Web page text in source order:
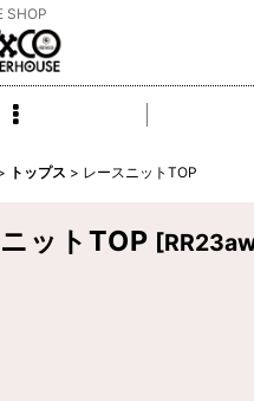
SHOP
トップス > レースニットTOP
ットTOP [